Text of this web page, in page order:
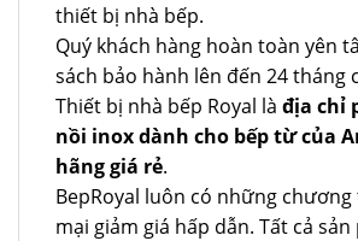
thiết bị nhà bếp.
Quý khách hàng hoàn toàn yên
sách bảo hành lên đến 24 tháng
Thiết bị nhà bếp Royal là địa chỉ
nồi inox dành cho bếp từ của
hãng giá rẻ.
BepRoyal luôn có những
mại giảm giá hấp dẫn. Tất cả